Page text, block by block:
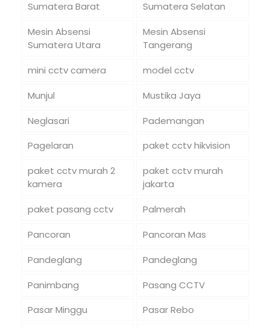
Sumatera Barat
Sumatera Selatan
Mesin Absensi
Sumatera Utara
Mesin Absensi
Tangerang
mini cctv camera
model cctv
Munjul
Mustika Jaya
Neglasari
Pademangan
Pagelaran
paket cctv hikvision
paket cctv murah 2
kamera
paket cctv murah
jakarta
paket pasang cctv
Palmerah
Pancoran
Pancoran Mas
Pandeglang
Pandeglang
Panimbang
Pasang CCTV
Pasar Minggu
Pasar Rebo